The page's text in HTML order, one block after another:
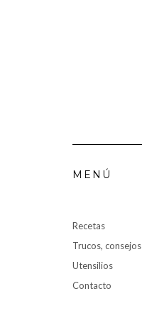
MENÚ
Recetas
Trucos, consejos
Utensilios
Contacto